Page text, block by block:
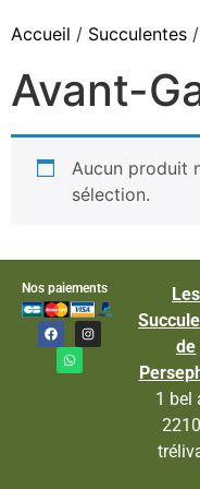
Accueil / Succulentes /
Avant-
Aucun produit
sélection.
Nos paiements
Les
de
1 bel